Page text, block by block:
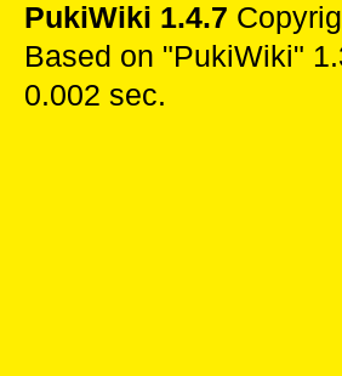
PukiWiki 1.4.7
Based on "PukiWiki"
0.002 sec.